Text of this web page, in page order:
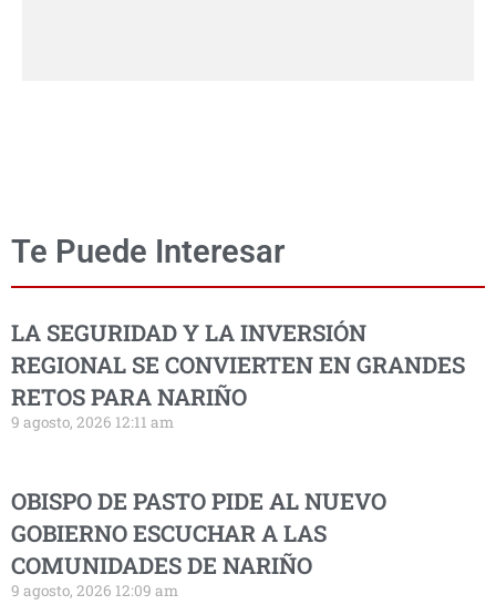
Te Puede Interesar
LA SEGURIDAD Y LA INVERSIÓN
REGIONAL SE CONVIERTEN EN GRANDES
RETOS PARA NARIÑO
9 agosto, 2026 12:11 am
OBISPO DE PASTO PIDE AL NUEVO
GOBIERNO ESCUCHAR A LAS
COMUNIDADES DE NARIÑO
9 agosto, 2026 12:09 am